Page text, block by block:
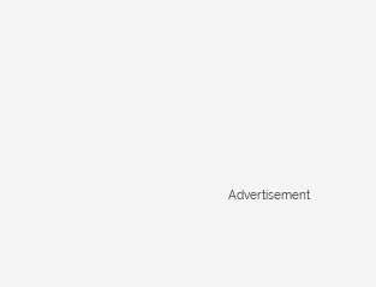
Advertisement